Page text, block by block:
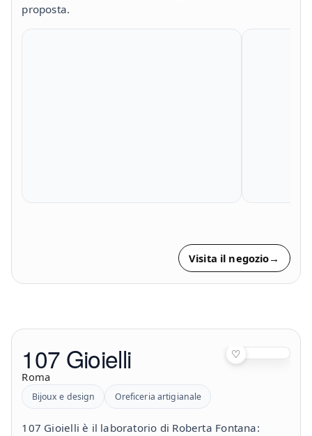
proposta.
Visita il negozio→
107 Gioielli
Roma
♡
Bijoux e design Oreficeria artigianale
107 Gioielli è il laboratorio di Roberta Fontana: